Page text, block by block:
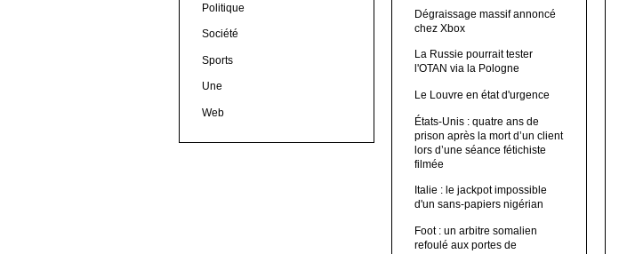
Politique
Société
Sports
Une
Web
Dégraissage massif annoncé
chez Xbox
La Russie pourrait tester
l'OTAN via la Pologne
Le Louvre en état d'urgence
États-Unis : quatre ans de
prison après la mort d’un client
lors d’une séance fétichiste
filmée
Italie : le jackpot impossible
d'un sans-papiers nigérian
Foot : un arbitre somalien
refoulé aux portes de